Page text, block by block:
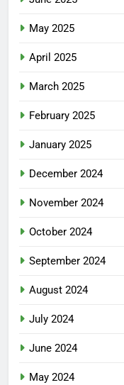
May 2025
April 2025
March 2025
February 2025
January 2025
December 2024
November 2024
October 2024
September 2024
August 2024
July 2024
June 2024
May 2024